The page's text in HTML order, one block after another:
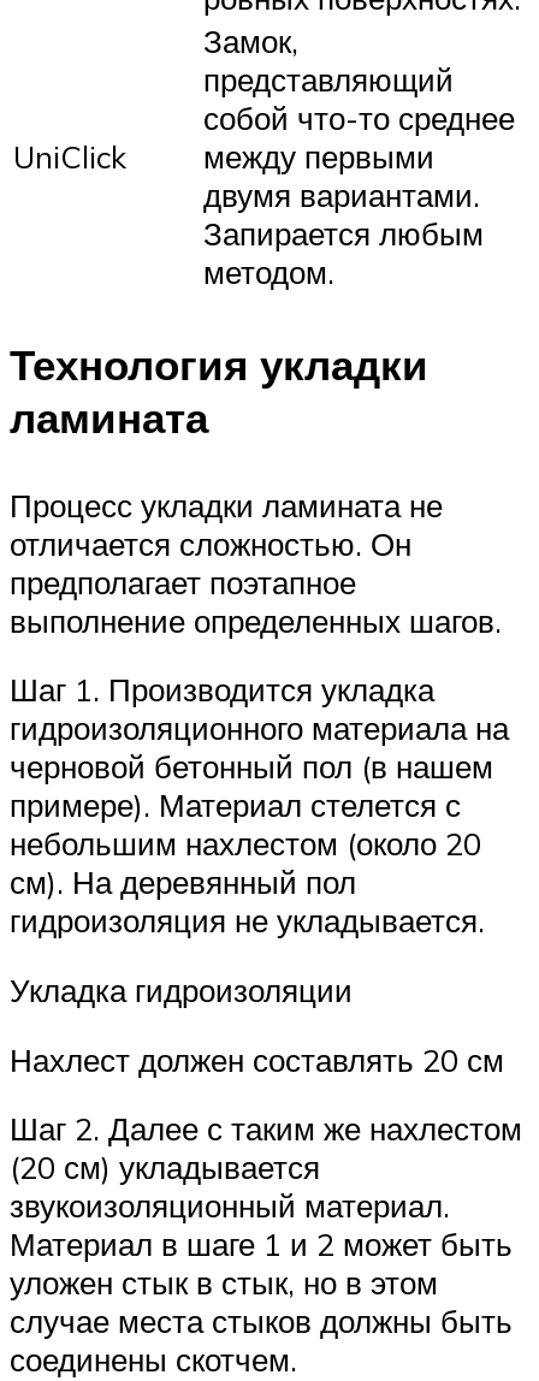
UniClick
Замок,
представляющий
собой что-то среднее
между первыми
двумя вариантами.
Запирается любым
методом.
Технология укладки
ламината
Процесс укладки ламината не
отличается сложностью. Он
предполагает поэтапное
выполнение определенных шагов.
Шаг 1. Производится укладка
гидроизоляционного материала на
черновой бетонный пол (в нашем
примере). Материал стелется с
небольшим нахлестом (около 20
см). На деревянный пол
гидроизоляция не укладывается.
Укладка гидроизоляции
Нахлест должен составлять 20 см
Шаг 2. Далее с таким же нахлестом
(20 см) укладывается
звукоизоляционный материал.
Материал в шаге 1 и 2 может быть
уложен стык в стык, но в этом
случае места стыков должны быть
соединены скотчем.